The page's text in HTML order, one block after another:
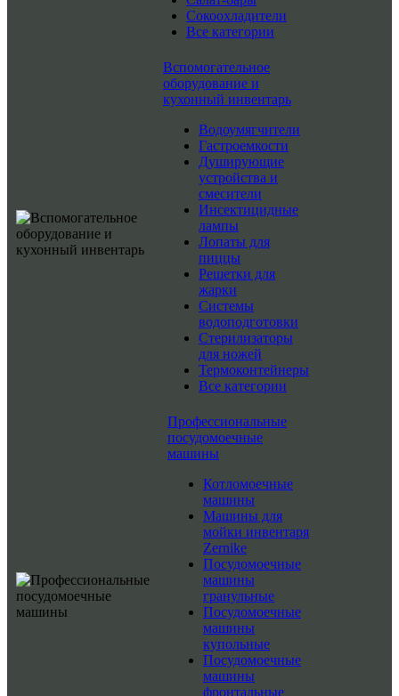
Сокоохладители
Все категории
Вспомогательное
оборудование и
кухонный инвентарь
Водоумягчители
Гастроемкости
Душирующие
устройства и
смесители
Инсектицидные
лампы
Лопаты для
пиццы
Решетки для
жарки
Системы
водоподготовки
Стерилизаторы
для ножей
Термоконтейнеры
Все категории
Профессиональные
посудомоечные
машины
Котломоечные
машины
Машины для
мойки инвентаря
Zernike
Посудомоечные
машины
гранульные
Посудомоечные
машины
купольные
Посудомоечные
машины
фронтальные